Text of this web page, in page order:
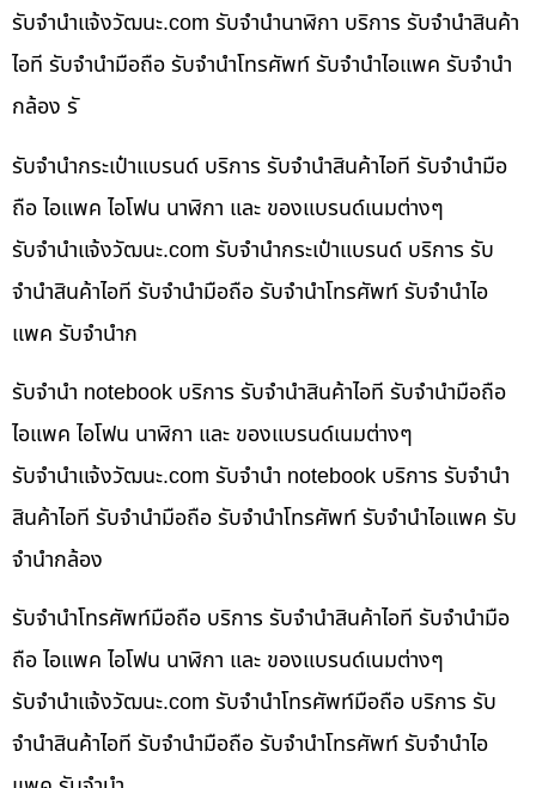
รับจํานําแจ้งวัฒนะ.com รับจำนำนาฬิกา บริการ รับจำนำสินค้า
ไอที รับจำนำมือถือ รับจำนำโทรศัพท์ รับจำนำไอแพค รับจำนำ
กล้อง รั
รับจำนำกระเป๋าแบรนด์ บริการ รับจำนำสินค้าไอที รับจำนำมือ
ถือ ไอแพค ไอโฟน นาฬิกา และ ของแบรนด์เนมต่างๆ
รับจํานําแจ้งวัฒนะ.com รับจำนำกระเป๋าแบรนด์ บริการ รับ
จำนำสินค้าไอที รับจำนำมือถือ รับจำนำโทรศัพท์ รับจำนำไอ
แพค รับจำนำก
รับจำนำ notebook บริการ รับจำนำสินค้าไอที รับจำนำมือถือ
ไอแพค ไอโฟน นาฬิกา และ ของแบรนด์เนมต่างๆ
รับจํานําแจ้งวัฒนะ.com รับจำนำ notebook บริการ รับจำนำ
สินค้าไอที รับจำนำมือถือ รับจำนำโทรศัพท์ รับจำนำไอแพค รับ
จำนำกล้อง
รับจำนำโทรศัพท์มือถือ บริการ รับจำนำสินค้าไอที รับจำนำมือ
ถือ ไอแพค ไอโฟน นาฬิกา และ ของแบรนด์เนมต่างๆ
รับจํานําแจ้งวัฒนะ.com รับจำนำโทรศัพท์มือถือ บริการ รับ
จำนำสินค้าไอที รับจำนำมือถือ รับจำนำโทรศัพท์ รับจำนำไอ